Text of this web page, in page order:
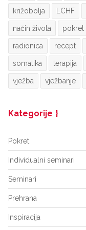
križobolja LCHF
način života pokret
radionica recept
somatika terapija
vježba vježbanje
Kategorije
Pokret
Individualni seminari
Seminari
Prehrana
Inspiracija